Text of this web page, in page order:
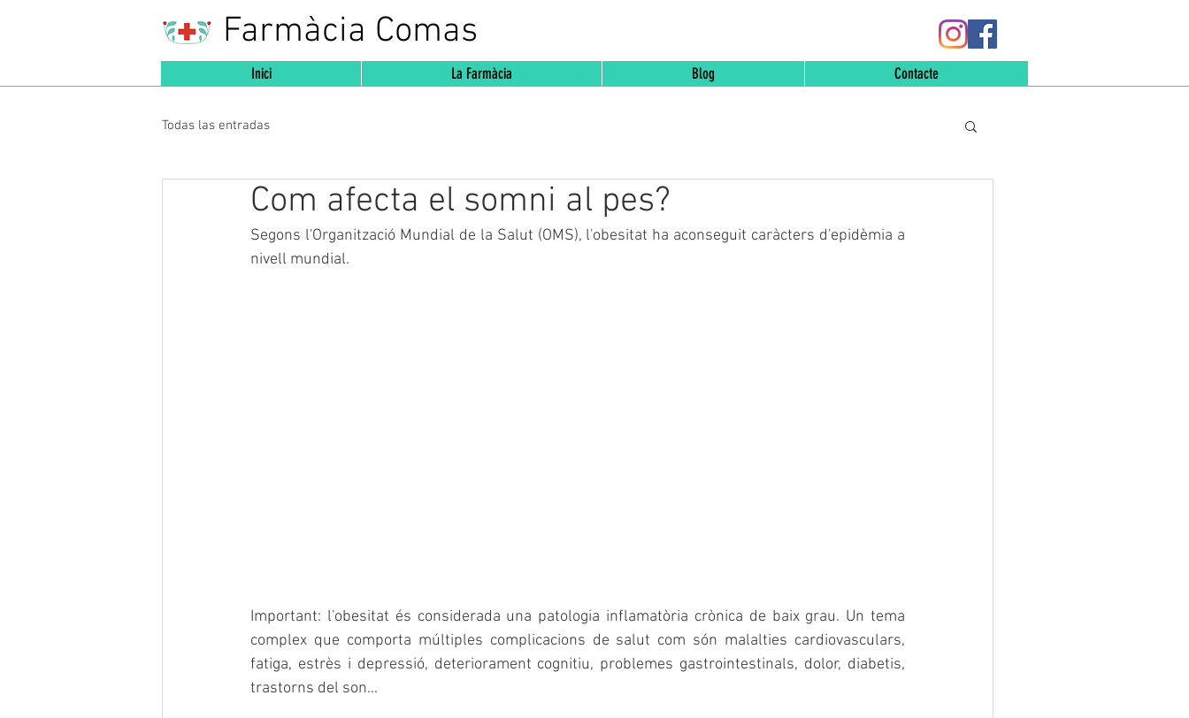
Farmàcia Comas
Inici La Farmàcia Blog Contacte
Todas las entradas
Com afecta el somni al pes?
Segons l'Organització Mundial de la Salut (OMS), l'obesitat ha aconseguit caràcters d'epidèmia a
nivell mundial.
Important: l'obesitat és considerada una patologia inflamatòria crònica de baix grau. Un tema
complex que comporta múltiples complicacions de salut com són malalties cardiovasculars,
fatiga, estrès i depressió, deteriorament cognitiu, problemes gastrointestinals, dolor, diabetis,
trastorns del son...